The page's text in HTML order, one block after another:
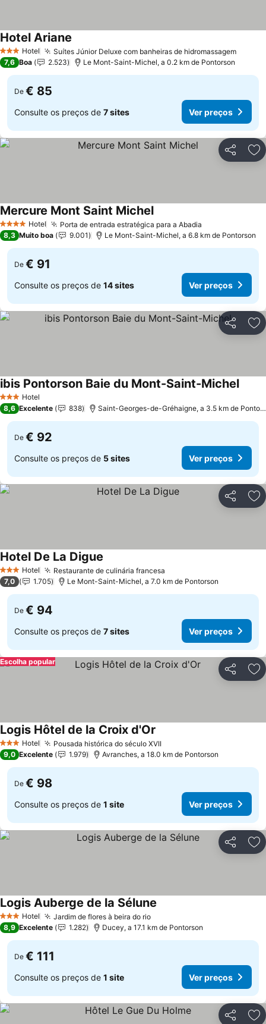
3 EstrelasHotel Suítes Júnior Deluxe com banheiras de hidromassagem
Hotel Ariane
7,6 Boa 2.523 Le Mont-Saint-Michel, a 0.2 km de Pontorson
De € 85
Consulte os preços de 7 sites Ver preços
Partilhar
4 EstrelasHotel Porta de entrada estratégica para a Abadia
Mercure Mont Saint Michel
8,3 Muito boa 9.001 Le Mont-Saint-Michel, a 6.8 km de Pontorson
De € 91
Consulte os preços de 14 sites Ver preços
Partilhar
3 EstrelasHotel
ibis Pontorson Baie du Mont-Saint-Michel
8,6 Excelente 838 Saint-Georges-de-Gréhaigne, a 3.5 km de Pontorson
De € 92
Consulte os preços de 5 sites Ver preços
Partilhar
3 EstrelasHotel Restaurante de culinária francesa
Hotel De La Digue
7,0 1.705 Le Mont-Saint-Michel, a 7.0 km de Pontorson
De € 94
Consulte os preços de 7 sites Ver preços
Partilhar
Escolha popular
3 EstrelasHotel Pousada histórica do século XVII
Logis Hôtel de la Croix d'Or
9,0 Excelente 1.979 Avranches, a 18.0 km de Pontorson
De € 98
Consulte os preços de 1 site Ver preços
Partilhar
3 EstrelasHotel Jardim de flores à beira do rio
Logis Auberge de la Sélune
8,9 Excelente 1.282 Ducey, a 17.1 km de Pontorson
De € 111
Consulte os preços de 1 site Ver preços
Partilhar